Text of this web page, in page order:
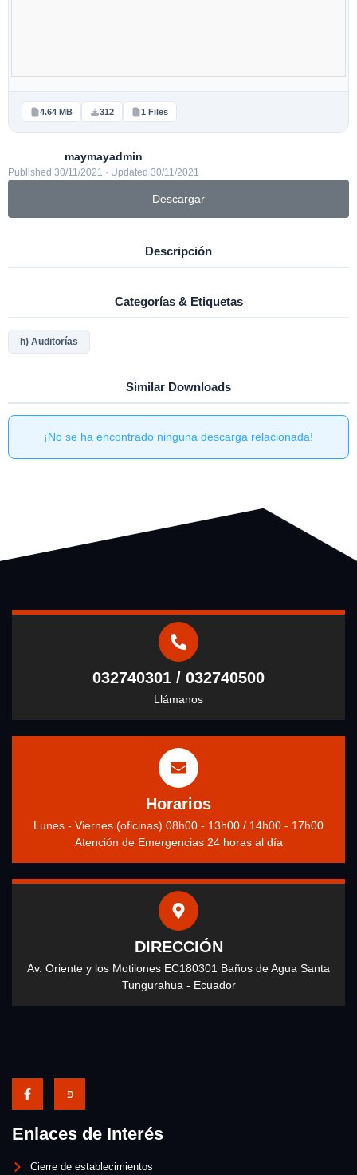
4.64 MB 312 1 Files
maymayadmin
Published 30/11/2021 · Updated 30/11/2021
Descargar
Descripción
Categorías & Etiquetas
h) Auditorías
Similar Downloads
¡No se ha encontrado ninguna descarga relacionada!
032740301 / 032740500
Llámanos
Horarios
Lunes - Viernes (oficinas) 08h00 - 13h00 / 14h00 - 17h00
Atención de Emergencias 24 horas al día
DIRECCIÓN
Av. Oriente y los Motilones EC180301 Baños de Agua Santa
Tungurahua - Ecuador
Enlaces de Interés
Cierre de establecimientos